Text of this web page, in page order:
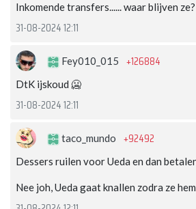
Inkomende transfers...... waar blijven ze?
31-08-2024 12:11
Fey010_015 +126884
DtK ijskoud 🥶
31-08-2024 12:11
taco_mundo +92492
Dessers ruilen voor Ueda en dan
Nee joh, Ueda gaat knallen zodra ze